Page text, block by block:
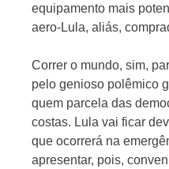
equipamento mais
aero-Lula, aliás,
Correr o mundo, sim,
pelo genioso polêmico
quem parcela das
costas. Lula vai ficar
que ocorrerá na
apresentar, pois,